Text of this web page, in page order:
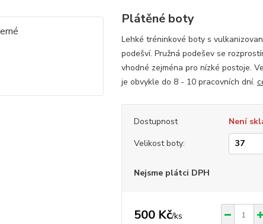
Plátěné boty
Lehké tréninkové boty s
podešví. Pružná podešev se
vhodné zejména pro nízké postoje.
je obvykle do 8 - 10 pracovních dní.
Dostupnost
Není
Velikost boty:
Nejsme plátci DPH
500 Kč/ks